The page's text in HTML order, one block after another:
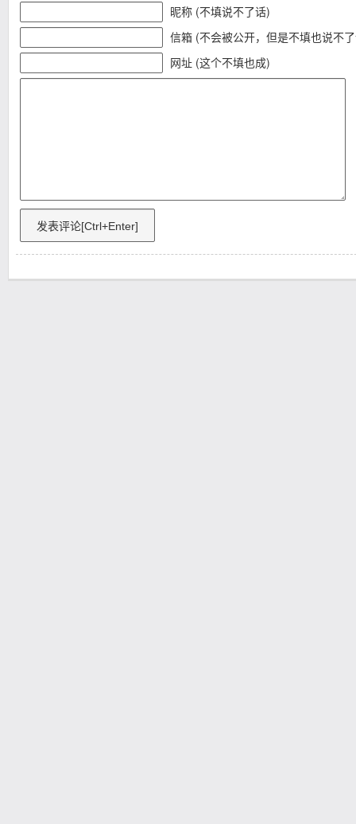
昵称 (不填说不了话)
信箱 (不会被公开，但是不填也说不
网址 (这个不填也成)